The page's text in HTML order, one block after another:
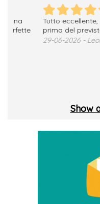
Tutto eccellente, ricevuto
prima del previsto.
29-06-2026 - Leonardo P.
Show